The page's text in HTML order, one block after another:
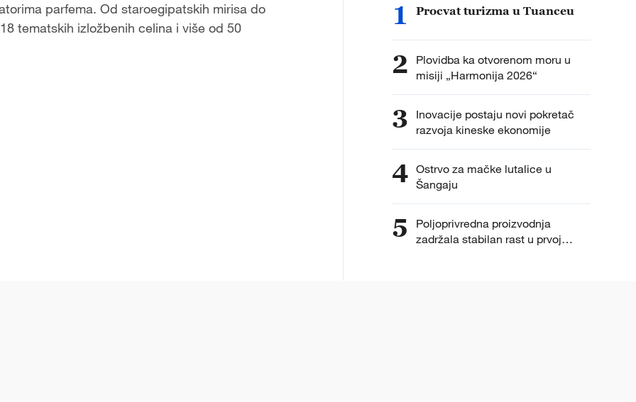
parfema. Od staroegipatskih mirisa do
tematskih izložbenih celina i više od 50
1 Procvat turizma u Tuanceu
2
Plovidba ka otvorenom moru u
misiji „Harmonija 2026“
3
Inovacije postaju novi pokretač
razvoja kineske ekonomije
4 Ostrvo za mačke lutalice u
Šangaju
5
Poljoprivredna proizvodnja
zadržala stabilan rast u prvoj